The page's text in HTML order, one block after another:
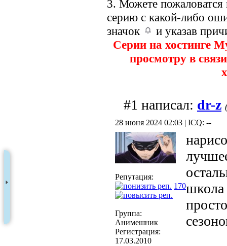
3. Можете
серию с какой-либо
значок
и указав
Серии на хостинге
просмотру в
#1 написал: dr-z
28 июня 2024 02:03 | ICQ: --
Репутация:
170
Группа:
Анимешник
Регистрация:
17.03.2010
школа